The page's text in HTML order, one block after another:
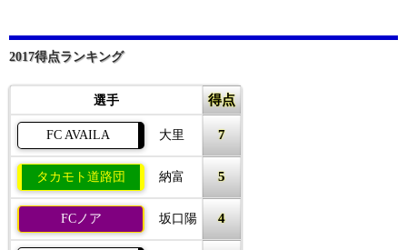
2017得点ランキング
選手 得点
FC AVAILA 大里 7
タカモト道路団 納富 5
FCノア 坂口陽 4